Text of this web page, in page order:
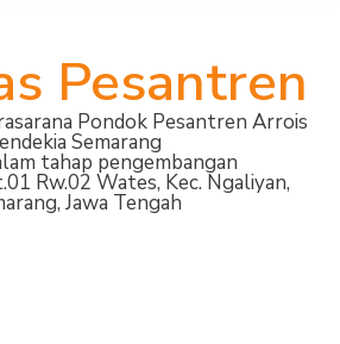
Pesantren
Pondok Pesantren Arrois
Semarang
tahap pengembangan
Rw.02 Wates, Kec. Ngaliyan,
Jawa Tengah